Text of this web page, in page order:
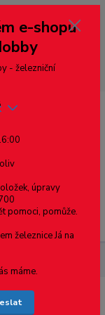
chcete platit v eurech
- pravý horní roh ---
bude po
v opačném
rušeny následující
Menu
e-shopu
- železniční
úpravy
pomoci, pomůže.
železnice Já na
máme.